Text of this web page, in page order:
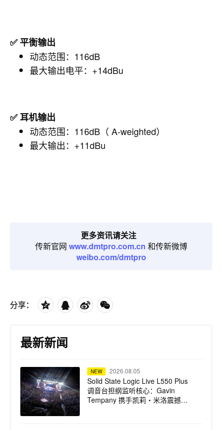
✅ 平衡输出
动态范围：116dB
最大输出电平：+14dBu
✅ 耳机输出
动态范围：116dB（ A-weighted）
最大输出：+11dBu
更多资讯请关注
传新官网 www.dmtpro.com.cn 和传新微博
weibo.com/dmtpro
分享：
最新新闻
NEW 2026.08.05
Solid State Logic Live L550 Plus
调音台担纲监听核心：Gavin
Tempany 携手凯莉・米洛震撼巡